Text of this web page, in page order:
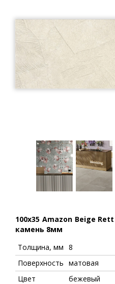
100x35 Amazon Beige
камень 8мм
Толщина, мм 8
Поверхность матовая
Цвет
бежевый